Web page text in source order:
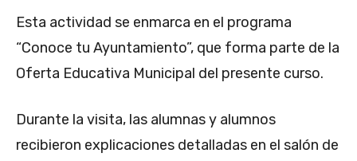
Esta actividad se enmarca en el programa
“Conoce tu Ayuntamiento”, que forma parte de la
Oferta Educativa Municipal del presente curso.
Durante la visita, las alumnas y alumnos
recibieron explicaciones detalladas en el salón de